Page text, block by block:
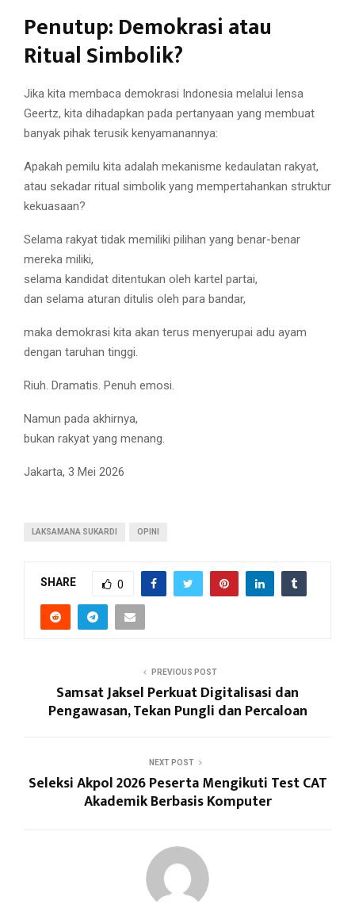
Penutup: Demokrasi atau
Ritual Simbolik?
Jika kita membaca demokrasi Indonesia melalui lensa
Geertz, kita dihadapkan pada pertanyaan yang membuat
banyak pihak terusik kenyamanannya:
Apakah pemilu kita adalah mekanisme kedaulatan rakyat,
atau sekadar ritual simbolik yang mempertahankan struktur
kekuasaan?
Selama rakyat tidak memiliki pilihan yang benar-benar
mereka miliki,
selama kandidat ditentukan oleh kartel partai,
dan selama aturan ditulis oleh para bandar,
maka demokrasi kita akan terus menyerupai adu ayam
dengan taruhan tinggi.
Riuh. Dramatis. Penuh emosi.
Namun pada akhirnya,
bukan rakyat yang menang.
Jakarta, 3 Mei 2026
LAKSAMANA SUKARDI OPINI
SHARE 0
PREVIOUS POST
Samsat Jaksel Perkuat Digitalisasi dan
Pengawasan, Tekan Pungli dan Percaloan
NEXT POST
Seleksi Akpol 2026 Peserta Mengikuti Test CAT
Akademik Berbasis Komputer